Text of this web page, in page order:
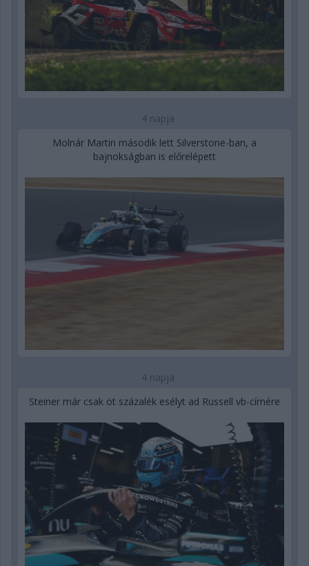
4 napja
Molnár Martin második lett Silverstone-ban, a
bajnokságban is előrelépett
4 napja
Steiner már csak öt százalék esélyt ad Russell vb-címére